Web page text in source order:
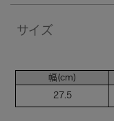
サイズ
幅(cm)
27.5